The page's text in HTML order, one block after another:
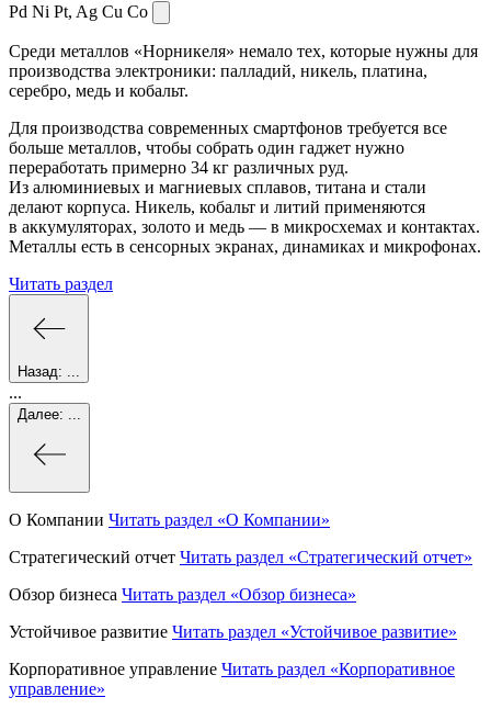
Pd Ni Pt, Ag Cu Co
Среди металлов «Норникеля» немало тех, которые нужны для
производства электроники: палладий, никель, платина,
серебро, медь и кобальт.
Для производства современных смартфонов требуется все
больше металлов, чтобы собрать один гаджет нужно
переработать примерно 34 кг различных руд.
Из алюминиевых и магниевых сплавов, титана и стали
делают корпуса. Никель, кобальт и литий применяются
в аккумуляторах, золото и медь — в микросхемах и контактах.
Металлы есть в сенсорных экранах, динамиках и микрофонах.
Читать раздел
Назад:
...
Далее:
О Компании Читать раздел «О Компании»
Стратегический отчет Читать раздел «Стратегический отчет»
Обзор бизнеса Читать раздел «Обзор бизнеса»
Устойчивое развитие Читать раздел «Устойчивое развитие»
Корпоративное управление Читать раздел «Корпоративное
управление»